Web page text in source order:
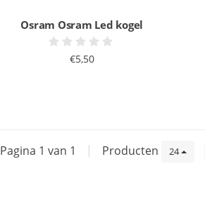
Osram Osram Led kogel
€5,50
Pagina 1 van 1 | Producten 24